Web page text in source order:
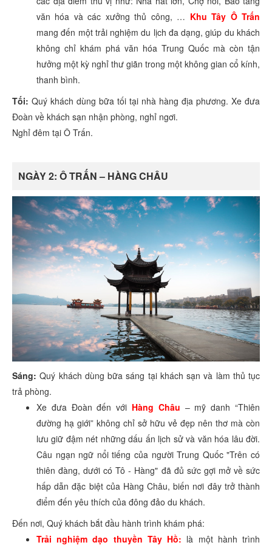
văn hóa và các xưởng thủ công, … Khu Tây Ô Trấn
mang đến một trải nghiệm du lịch đa dạng, giúp du khách
không chỉ khám phá văn hóa Trung Quốc mà còn tận
hưởng một kỳ nghỉ thư giãn trong một không gian cổ kính,
thanh bình.
Tối: Quý khách dùng bữa tối tại nhà hàng địa phương. Xe đưa
Đoàn về khách sạn nhận phòng, nghỉ ngơi.
Nghỉ đêm tại Ô Trấn.
NGÀY 2: Ô TRẤN – HÀNG CHÂU
Sáng: Quý khách dùng bữa sáng tại khách sạn và làm thủ tục
trả phòng.
Xe đưa Đoàn đến với Hàng Châu – mỹ danh “Thiên
đường hạ giới” không chỉ sở hữu vẻ đẹp nên thơ mà còn
lưu giữ đậm nét những dấu ấn lịch sử và văn hóa lâu đời.
Câu ngạn ngữ nổi tiếng của người Trung Quốc "Trên có
thiên đàng, dưới có Tô - Hàng" đã đủ sức gợi mở về sức
hấp dẫn đặc biệt của Hàng Châu, biến nơi đây trở thành
điểm đến yêu thích của đông đảo du khách.
Đến nơi, Quý khách bắt đầu hành trình khám phá:
Trải nghiệm dạo thuyền Tây Hồ: là một hành trình